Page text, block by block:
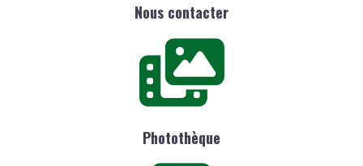
Nous contacter
Photothèque